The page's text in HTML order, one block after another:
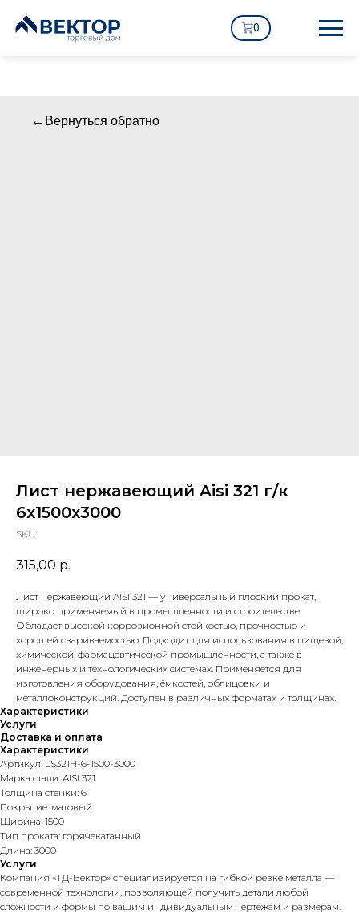
0
Вернуться обратно
Лист нержавеющий Aisi 321 г/к
6х1500х3000
SKU:
315,00 р.
Лист нержавеющий AISI 321 — универсальный плоский прокат,
широко применяемый в промышленности и строительстве.
Обладает высокой коррозионной стойкостью, прочностью и
хорошей свариваемостью. Подходит для использования в пищевой,
химической, фармацевтической промышленности, а также в
инженерных и технологических системах. Применяется для
изготовления оборудования, ёмкостей, облицовки и
металлоконструкций. Доступен в различных форматах и толщинах.
Характеристики
Услуги
Доставка и оплата
Характеристики
Артикул: LS321H-6-1500-3000
Марка стали: AISI 321
Толщина стенки: 6
Покрытие: матовый
Ширина: 1500
Тип проката: горячекатанный
Длина: 3000
Услуги
Компания «ТД-Вектор» специализируется на гибкой резке металла —
современной технологии, позволяющей получить детали любой
сложности и формы по вашим индивидуальным чертежам и размерам.